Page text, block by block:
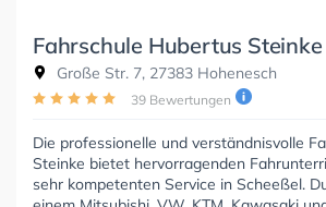
Fahrschule Hubertus Steinke
Große Str. 7, 27383 Hohenesch
39 Bewertungen
Die professionelle und verständnisvolle
Steinke bietet hervorragenden
sehr kompetenten Service in Scheeßel.